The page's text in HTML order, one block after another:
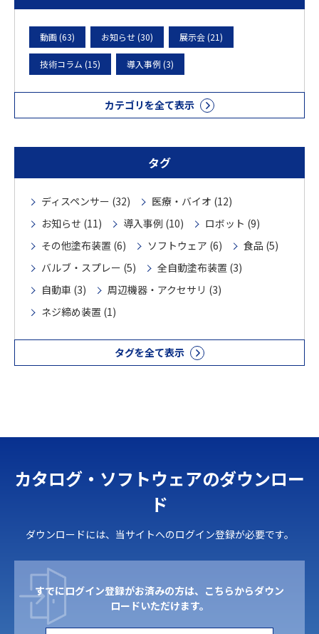
動画 (63) お知らせ (30) 展示会 (21)
技術コラム (15) 導入事例 (3)
カテゴリを全て表示
タグ
ディスペンサー (32)
医療・バイオ (12)
お知らせ (11)
導入事例 (10)
ロボット (9)
その他塗布装置 (6)
ソフトウェア (6)
食品 (5)
バルブ・スプレー (5)
全自動塗布装置 (3)
自動車 (3)
周辺機器・アクセサリ (3)
ネジ締め装置 (1)
タグを全て表示
カタログ・ソフトウェアのダウンロー
ド
ダウンロードには、当サイトへのログイン登録が必要です。
すでにログイン登録がお済みの方は、こちらからダウン
ロードいただけます。